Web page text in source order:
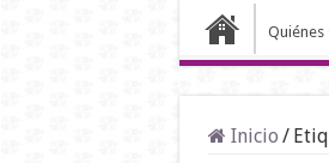
Quiénes
Inicio /